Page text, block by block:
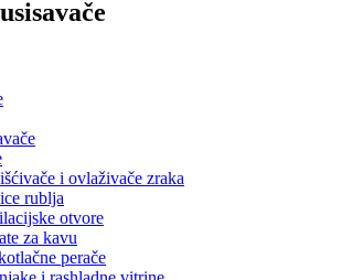
i ovlaživače zraka
rublja
otvore
za kavu
perače